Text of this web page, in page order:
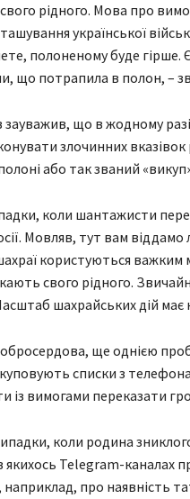
рідного. Мова про
української
полоненому буде гірше.
що потрапила в полон, –
що в жодному
злочинних
або так званий
коли шантажисти
Мовляв, тут вам
користуються важким
свого рідного.
шахрайських дій має
ще однією
списки з
із вимогами переказати
коли родина
Telegram-каналах
наприклад, про наявність